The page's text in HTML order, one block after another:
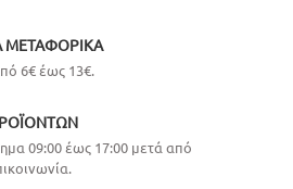
ΜΕΤΑΦΟΡΙΚΆ
6€ έως 13€.
09:00 έως 17:00 μετά από